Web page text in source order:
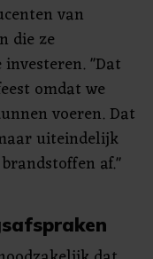
van
die ze
"Dat
omdat we
voeren. Dat
uiteindelijk
af."